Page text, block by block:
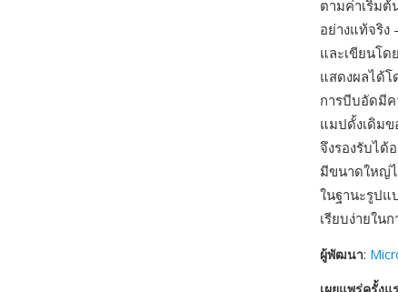
ตามค่าเริ่มต้
อย่างแท้จริ
และเขียนโด
แสดงผลได้
การบีบอัดมี
แมปดั้งเดิมข
จึงรองรับได้
มีขนาดใหญ่
ในฐานะรูปแ
เรียบง่ายใน
ผู้พัฒนา: